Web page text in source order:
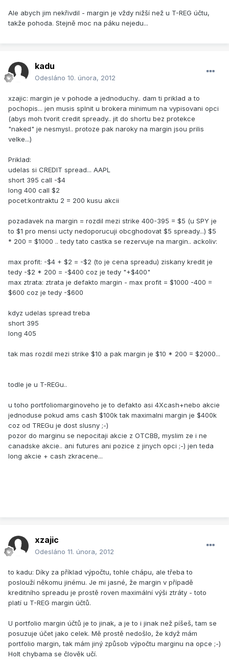
Ale abych jim nekřivdil - margin je vždy nižší než u T-REG účtu,
takže pohoda. Stejně moc na páku nejedu...
kadu
Odesláno 10. února, 2012
xzajic: margin je v pohode a jednoduchy.. dam ti priklad a to
pochopis... jen musis splnit u brokera minimum na vypisovani opci
(abys moh tvorit credit spready.. jit do shortu bez protekce
"naked" je nesmysl.. protoze pak naroky na margin jsou prilis
velke...)
Priklad:
udelas si CREDIT spread... AAPL
short 395 call -$4
long 400 call $2
pocet:kontraktu 2 = 200 kusu akcii
pozadavek na margin = rozdil mezi strike 400-395 = $5 (u SPY je
to $1 pro mensi ucty nedoporucuji obcghodovat $5 spready...) $5
* 200 = $1000 .. tedy tato castka se rezervuje na margin.. ackoliv:
max profit: -$4 + $2 = -$2 (to je cena spreadu) ziskany kredit je
tedy -$2 * 200 = -$400 coz je tedy "+$400"
max ztrata: ztrata je defakto margin - max profit = $1000 -400 =
$600 coz je tedy -$600
kdyz udelas spread treba
short 395
long 405
tak mas rozdil mezi strike $10 a pak margin je $10 * 200 = $2000...
todle je u T-REGu..
u toho portfoliomarginoveho je to defakto asi 4Xcash+nebo akcie
jednoduse pokud ams cash $100k tak maximalni margin je $400k
coz od TREGu je dost slusny ;-)
pozor do marginu se nepocitaji akcie z OTCBB, myslim ze i ne
canadske akcie.. ani futures ani pozice z jinych opci ;-) jen teda
long akcie + cash zkracene...
xzajic
Odesláno 11. února, 2012
to kadu: Díky za příklad výpočtu, tohle chápu, ale třeba to
poslouží někomu jinému. Je mi jasné, že margin v případě
kreditního spreadu je prostě roven maximální výši ztráty - toto
platí u T-REG margin účtů.
U portfolio margin účtů je to jinak, a je to i jinak než píšeš, tam se
posuzuje účet jako celek. Mě prostě nedošlo, že když mám
portfolio margin, tak mám jiný způsob výpočtu marginu na opce ;-)
Holt chybama se člověk učí.